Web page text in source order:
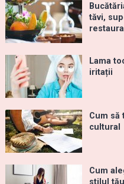
tăvi,
Lama
iritații
Cum
cultural
Cum